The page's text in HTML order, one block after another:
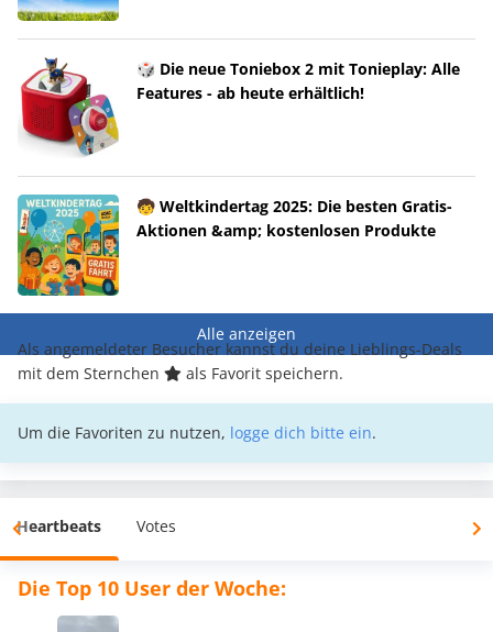
🎲 Die neue Toniebox 2 mit Tonieplay: Alle
Features - ab heute erhältlich!
🧒 Weltkindertag 2025: Die besten Gratis-
Aktionen &amp; kostenlosen Produkte
Alle anzeigen
Als angemeldeter Besucher kannst du deine Lieblings-Deals
mit dem Sternchen
als Favorit speichern.
Um die Favoriten zu nutzen, logge dich bitte ein.
Heartbeats Votes
Die Top 10 User der Woche: